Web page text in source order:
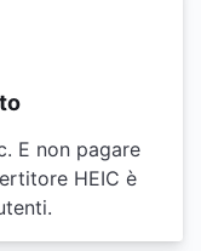
E non pagare
HEIC è